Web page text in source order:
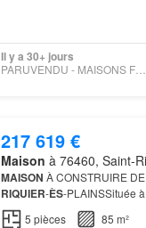
Il y a 30+ jours
PARUVENDU - MAISONS FRANCE CONFORT
217 619 €
Maison à 76460, Saint-
MAISON À CONSTRUIRE
RIQUIER-ÈS-PLAINSSituée
cette l'espace de vie.Le
5 pièces
85 m²